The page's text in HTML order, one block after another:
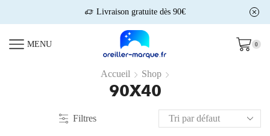
Livraison gratuite dès 90€
MENU 0
Accueil Shop
90X40
Filtres